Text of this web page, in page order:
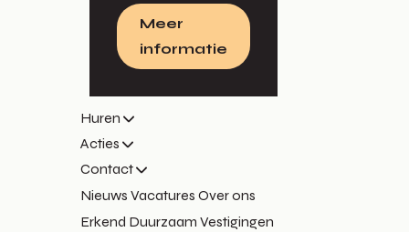
Meer
informatie
Huren
Acties
Contact
Nieuws Vacatures Over ons
Erkend Duurzaam Vestigingen